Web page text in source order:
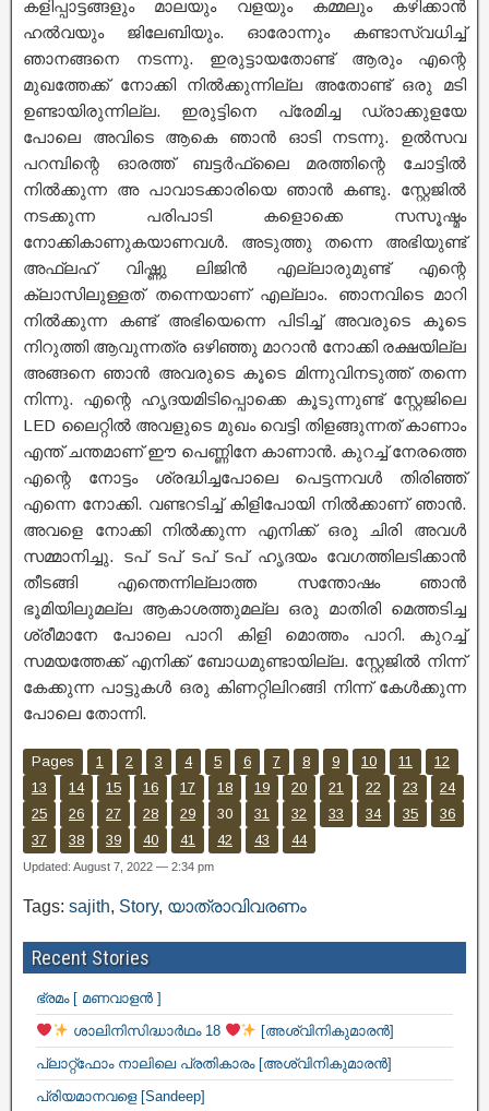
കളിപ്പാട്ടങ്ങളും മാലയും വളയും കമ്മലും കഴിക്കാൻ
ഹൽവയും ജിലേബിയും. ഓരോന്നും കണ്ടാസ്വധിച്ച്
ഞാനങ്ങനെ നടന്നു. ഇരുട്ടായതോണ്ട് ആരും എന്റെ
മുഖത്തേക്ക് നോക്കി നിൽക്കുന്നില്ല അതോണ്ട് ഒരു മടി
ഉണ്ടായിരുന്നില്ല. ഇരുട്ടിനെ പ്രേമിച്ച ഡ്രാക്കുളയേ
പോലെ അവിടെ ആകെ ഞാൻ ഓടി നടന്നു. ഉൽസവ
പറമ്പിന്റെ ഓരത്ത് ബട്ടർഫ്ലൈ മരത്തിന്റെ ചോട്ടിൽ
നിൽക്കുന്ന അ പാവാടക്കാരിയെ ഞാൻ കണ്ടു. സ്റ്റേജിൽ
നടക്കുന്ന പരിപാടി കളൊക്കെ സസൂഷ്മം
നോക്കികാണുകയാണവൾ. അടുത്തു തന്നെ അഭിയുണ്ട്
അഫ്ലഹ് വിഷ്ണു ലിജിൻ എല്ലാരുമുണ്ട് എന്റെ
ക്ലാസിലുള്ളത് തന്നെയാണ് എല്ലാം. ഞാനവിടെ മാറി
നിൽക്കുന്ന കണ്ട് അഭിയെന്നെ പിടിച്ച് അവരുടെ കൂടെ
നിറുത്തി ആവുന്നത്ര ഒഴിഞ്ഞു മാറാൻ നോക്കി രക്ഷയില്ല
അങ്ങനെ ഞാൻ അവരുടെ കൂടെ മിന്നുവിനടുത്ത് തന്നെ
നിന്നു. എന്റെ ഹൃദയമിടിപ്പൊക്കെ കൂടുന്നുണ്ട് സ്റ്റേജിലെ
LED ലൈറ്റിൽ അവളുടെ മുഖം വെട്ടി തിളങ്ങുന്നത് കാണാം
എന്ത് ചന്തമാണ് ഈ പെണ്ണിനേ കാണാൻ. കുറച്ച് നേരത്തെ
എന്റെ നോട്ടം ശ്രദ്ധിച്ചപോലെ പെട്ടന്നവൾ തിരിഞ്ഞ്
എന്നെ നോക്കി. വണ്ടറടിച്ച് കിളിപോയി നിൽക്കാണ് ഞാൻ.
അവളെ നോക്കി നിൽക്കുന്ന എനിക്ക് ഒരു ചിരി അവൾ
സമ്മാനിച്ചു. ടപ് ടപ് ടപ് ടപ് ഹൃദയം വേഗത്തിലടിക്കാൻ
തീടങ്ങി എന്തെന്നില്ലാത്ത സന്തോഷം ഞാൻ
ഭൂമിയിലുമല്ല ആകാശത്തുമല്ല ഒരു മാതിരി മെത്തടിച്ച
ശ്രീമാനേ പോലെ പാറി കിളി മൊത്തം പാറി. കുറച്ച്
സമയത്തേക്ക് എനിക്ക് ബോധമുണ്ടായില്ല. സ്റ്റേജിൽ നിന്ന്
കേക്കുന്ന പാട്ടുകൾ ഒരു കിണറ്റിലിറങ്ങി നിന്ന് കേൾക്കുന്ന
പോലെ തോന്നി.
Pages 1 2 3 4 5 6 7 8 9 10 11
12
13
14 15 16 17 18 19 20 21 22 23
24
25
26 27 28 29 30 31 32 33 34 35
36
37
38 39 40 41 42 43 44
Updated: August 7, 2022 — 2:34 pm
Tags: sajith, Story, യാത്രാവിവരണം
Recent Stories
ഭ്രമം [ മണവാളൻ ]
ശാലിനിസിദ്ധാർഥം 18
[അശ്വിനികുമാരൻ]
പ്ലാറ്റ്ഫോം നാലിലെ പ്രതികാരം [അശ്വിനികുമാരൻ]
പ്രിയമാനവളെ [Sandeep]